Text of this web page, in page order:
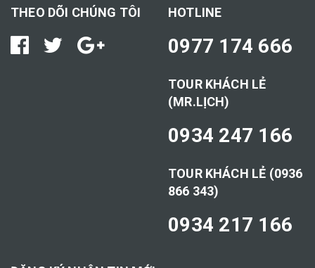
THEO DÕI CHÚNG TÔI HOTLINE
0977 174 666
TOUR KHÁCH LẺ
(MR.LỊCH)
0934 247 166
TOUR KHÁCH LẺ (0936
866 343)
0934 217 166